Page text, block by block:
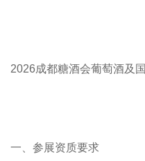
2026成都糖酒会葡萄酒及
一、参展资质要求